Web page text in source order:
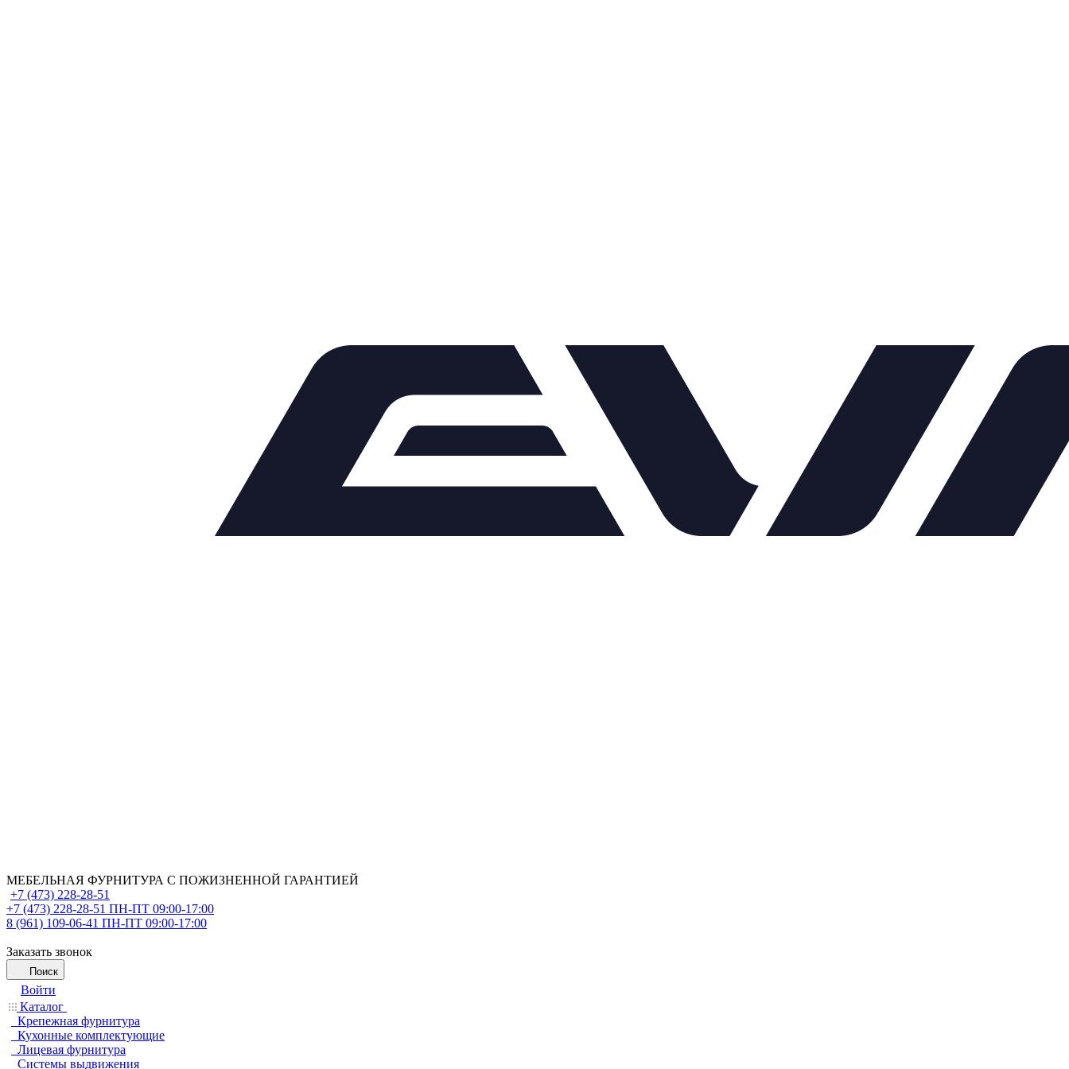
МЕБЕЛЬНАЯ ФУРНИТУРА С ПОЖИЗНЕННОЙ ГАРАНТИЕЙ
+7 (473) 228-28-51
+7 (473) 228-28-51 ПН-ПТ 09:00-17:00
8 (961) 109-06-41 ПН-ПТ 09:00-17:00
Заказать звонок
Поиск
Войти
Каталог
Крепежная фурнитура
Кухонные комплектующие
Лицевая фурнитура
Системы выдвижения